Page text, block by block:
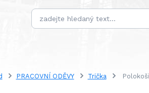
PRACOVNÍ ODĚVY Trička